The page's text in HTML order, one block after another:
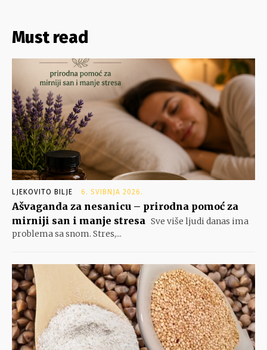
Must read
LJEKOVITO BILJE 6. SVIBNJA 2026.
Ašvaganda za nesanicu – prirodna pomoć za
mirniji san i manje stresa Sve više ljudi danas ima
problema sa snom. Stres,...